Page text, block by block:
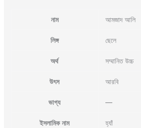
নাম আমজাদ আলি
লিঙ্গ ছেলে
অর্থ সম্মানিত উচ্চ
উৎস আরবি
ভাগ্য —
ইসলামিক নাম হ্যাঁ